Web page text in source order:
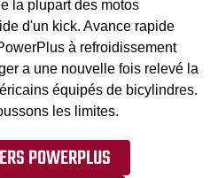
la plupart des motos
d'un kick. Avance rapide
à refroidissement
a une nouvelle fois relevé la
équipés de bicylindres.
les limites.
POWERPLUS